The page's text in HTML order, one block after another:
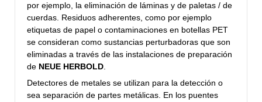
por ejemplo, la eliminación de láminas y de paletas / de
cuerdas. Residuos adherentes, como por ejemplo
etiquetas de papel o contaminaciones en botellas PET
se consideran como sustancias perturbadoras que son
eliminadas a través de las instalaciones de preparación
de NEUE HERBOLD.
Detectores de metales se utilizan para la detección o
sea separación de partes metálicas. En los puentes